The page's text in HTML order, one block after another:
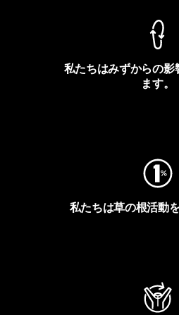
私たちはみずからの影
ます。
私たちは草の根活動